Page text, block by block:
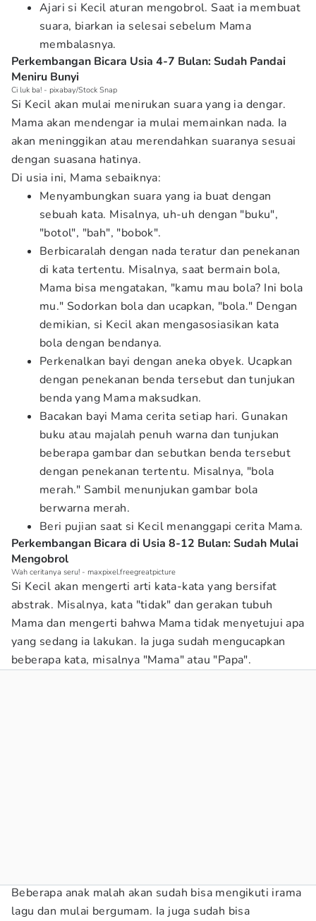
Ajari si Kecil aturan mengobrol. Saat ia membuat
suara, biarkan ia selesai sebelum Mama
membalasnya.
Perkembangan Bicara Usia 4-7 Bulan: Sudah Pandai
Meniru Bunyi
Ci luk ba! - pixabay/Stock Snap
Si Kecil akan mulai menirukan suara yang ia dengar.
Mama akan mendengar ia mulai memainkan nada. Ia
akan meninggikan atau merendahkan suaranya sesuai
dengan suasana hatinya.
Di usia ini, Mama sebaiknya:
Menyambungkan suara yang ia buat dengan
sebuah kata. Misalnya, uh-uh dengan "buku",
"botol", "bah", "bobok".
Berbicaralah dengan nada teratur dan penekanan
di kata tertentu. Misalnya, saat bermain bola,
Mama bisa mengatakan, "kamu mau bola? Ini bola
mu." Sodorkan bola dan ucapkan, "bola." Dengan
demikian, si Kecil akan mengasosiasikan kata
bola dengan bendanya.
Perkenalkan bayi dengan aneka obyek. Ucapkan
dengan penekanan benda tersebut dan tunjukan
benda yang Mama maksudkan.
Bacakan bayi Mama cerita setiap hari. Gunakan
buku atau majalah penuh warna dan tunjukan
beberapa gambar dan sebutkan benda tersebut
dengan penekanan tertentu. Misalnya, "bola
merah." Sambil menunjukan gambar bola
berwarna merah.
Beri pujian saat si Kecil menanggapi cerita Mama.
Perkembangan Bicara di Usia 8-12 Bulan: Sudah Mulai
Mengobrol
Wah ceritanya seru! - maxpixel.freegreatpicture
Si Kecil akan mengerti arti kata-kata yang bersifat
abstrak. Misalnya, kata "tidak" dan gerakan tubuh
Mama dan mengerti bahwa Mama tidak menyetujui apa
yang sedang ia lakukan. Ia juga sudah mengucapkan
beberapa kata, misalnya "Mama" atau "Papa".
Beberapa anak malah akan sudah bisa mengikuti irama
lagu dan mulai bergumam. Ia juga sudah bisa